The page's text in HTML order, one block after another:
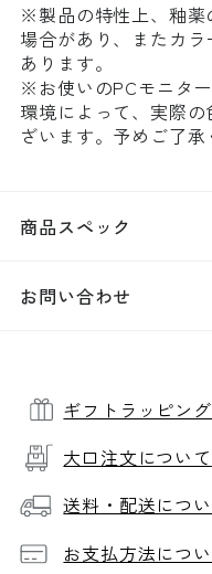
※製品の特性上、釉薬
場合があり、またカ
あります。
※お使いのPCモニタ
環境によって、実際
ざいます。予めご了承
商品スペック
お問い合わせ
ギフトラッピン
大口注文について
送料・配送につ
お支払方法につ